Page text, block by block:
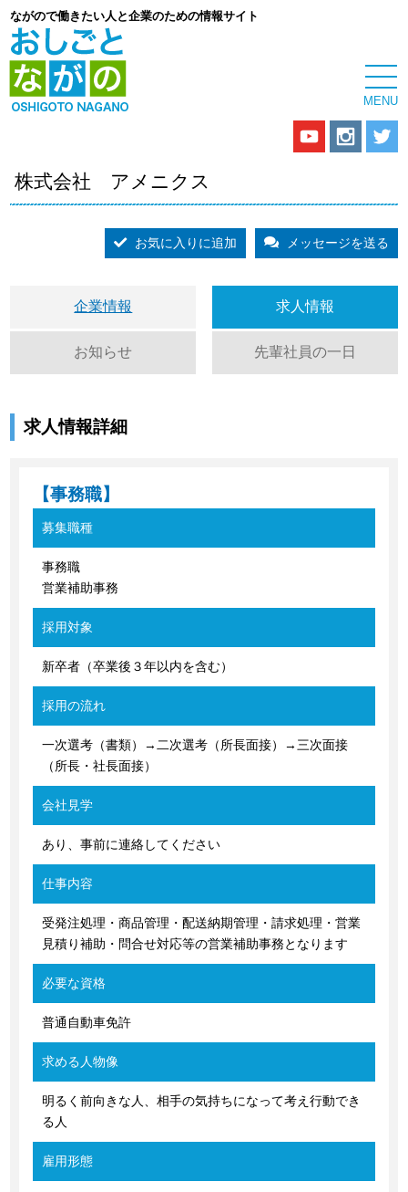
ながので働きたい人と企業のための情報サイト
株式会社 アメニクス
お気に入りに追加 メッセージを送る
企業情報 求人情報
お知らせ 先輩社員の一日
求人情報詳細
【事務職】
募集職種
事務職
営業補助事務
採用対象
新卒者（卒業後３年以内を含む）
採用の流れ
一次選考（書類）→二次選考（所長面接）→三次面接
（所長・社長面接）
会社見学
あり、事前に連絡してください
仕事内容
受発注処理・商品管理・配送納期管理・請求処理・営業
見積り補助・問合せ対応等の営業補助事務となります
必要な資格
普通自動車免許
求める人物像
明るく前向きな人、相手の気持ちになって考え行動でき
る人
雇用形態